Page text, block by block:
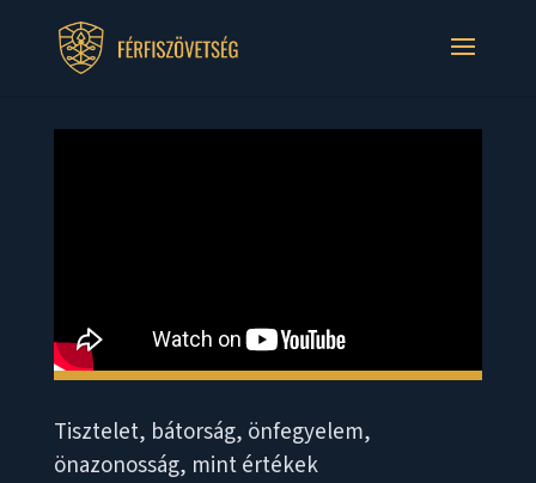
Tisztelet, bátorság, önfegyelem,
önazonosság, mint értékek